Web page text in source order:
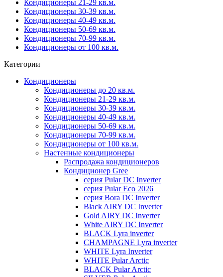
Кондиционеры 21-29 кв.м.
Кондиционеры 30-39 кв.м.
Кондиционеры 40-49 кв.м.
Кондиционеры 50-69 кв.м.
Кондиционеры 70-99 кв.м.
Кондиционеры от 100 кв.м.
Категории
Кондиционеры
Кондиционеры до 20 кв.м.
Кондиционеры 21-29 кв.м.
Кондиционеры 30-39 кв.м.
Кондиционеры 40-49 кв.м.
Кондиционеры 50-69 кв.м.
Кондиционеры 70-99 кв.м.
Кондиционеры от 100 кв.м.
Настенные кондиционеры
Распродажа кондиционеров
Кондиционер Gree
серия Pular DC Inverter
серия Pular Eco 2026
серия Bora DC Inverter
Black AIRY DC Inverter
Gold AIRY DC Inverter
White AIRY DC Inverter
BLACK Lyra inverter
CHAMPAGNE Lyra inverter
WHITE Lyra Inverter
WHITE Pular Arctic
BLACK Pular Arctic